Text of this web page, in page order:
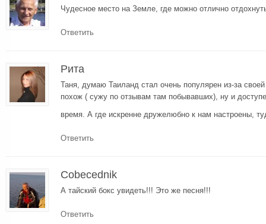
Чудесное место на Земле, где можно отлично
Ответить
Рита
Таня, думаю Таиланд стал очень популярен из-за
похож ( сужу по отзывам там побывавших), ну и
время. А где искренне дружелюбно к нам настроены,
Ответить
Cobecednik
А тайский бокс увидеть!!! Это же песня!!!
Ответить